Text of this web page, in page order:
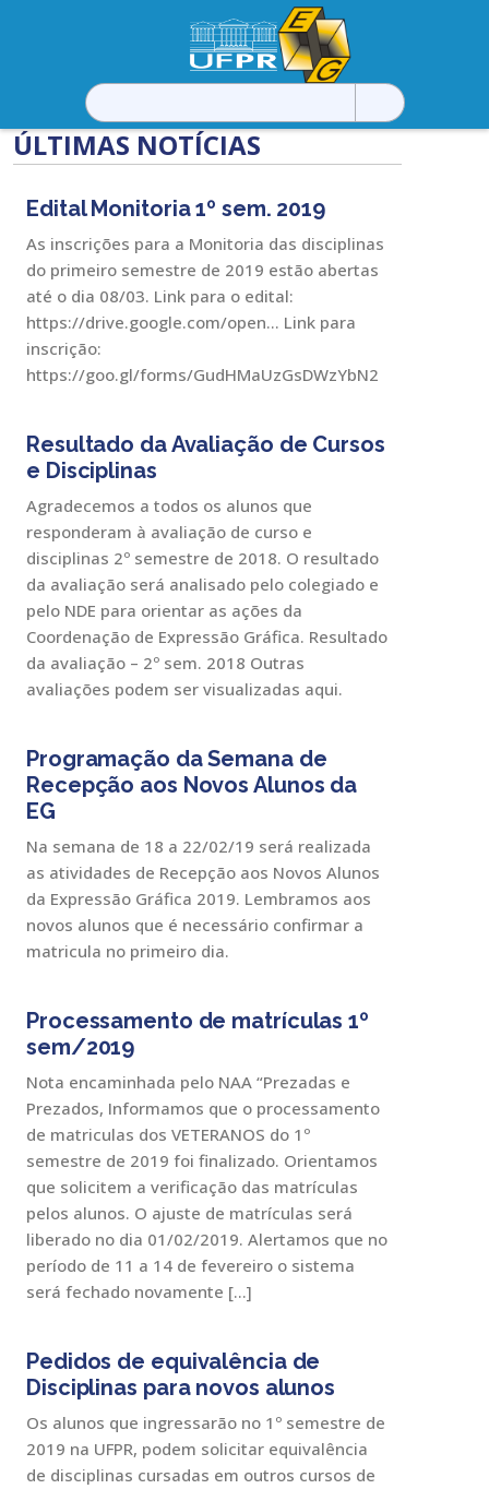
Pesquisar
por:
ÚLTIMAS NOTÍCIAS
Edital Monitoria 1º sem. 2019
As inscrições para a Monitoria das disciplinas
do primeiro semestre de 2019 estão abertas
até o dia 08/03. Link para o edital:
https://drive.google.com/open… Link para
inscrição:
https://goo.gl/forms/GudHMaUzGsDWzYbN2
Resultado da Avaliação de Cursos
e Disciplinas
Agradecemos a todos os alunos que
responderam à avaliação de curso e
disciplinas 2º semestre de 2018. O resultado
da avaliação será analisado pelo colegiado e
pelo NDE para orientar as ações da
Coordenação de Expressão Gráfica. Resultado
da avaliação – 2º sem. 2018 Outras
avaliações podem ser visualizadas aqui.
Programação da Semana de
Recepção aos Novos Alunos da
EG
Na semana de 18 a 22/02/19 será realizada
as atividades de Recepção aos Novos Alunos
da Expressão Gráfica 2019. Lembramos aos
novos alunos que é necessário confirmar a
matricula no primeiro dia.
Processamento de matrículas 1º
sem/2019
Nota encaminhada pelo NAA “Prezadas e
Prezados, Informamos que o processamento
de matriculas dos VETERANOS do 1º
semestre de 2019 foi finalizado. Orientamos
que solicitem a verificação das matrículas
pelos alunos. O ajuste de matrículas será
liberado no dia 01/02/2019. Alertamos que no
período de 11 a 14 de fevereiro o sistema
será fechado novamente […]
Pedidos de equivalência de
Disciplinas para novos alunos
Os alunos que ingressarão no 1º semestre de
2019 na UFPR, podem solicitar equivalência
de disciplinas cursadas em outros cursos de